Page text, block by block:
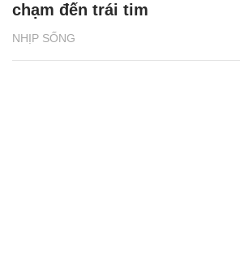
NHỊP SỐNG
chạm đến trái tim